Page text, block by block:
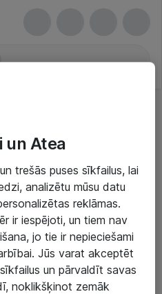
un Atea
trešās puses sīkfailus, lai
analizētu mūsu datu
reklāmas.
ir iespējoti, un tiem nav
jo tie ir nepieciešami
Jūs varat akceptēt
un pārvaldīt savas
noklikšķinot zemāk